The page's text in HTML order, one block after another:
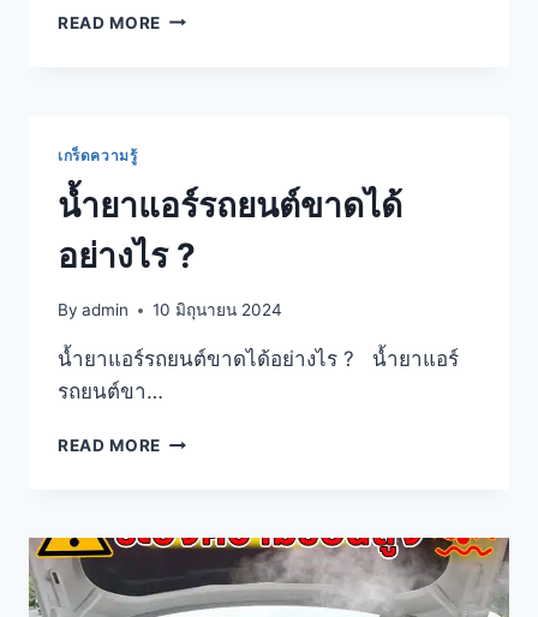
READ MORE
เกร็ดความรู้
น้ำยาแอร์รถยนต์ขาดได้
อย่างไร ?
By admin 10 มิถุนายน 2024
น้ำยาแอร์รถยนต์ขาดได้อย่างไร ? น้ำยาแอร์
รถยนต์ขา…
READ MORE